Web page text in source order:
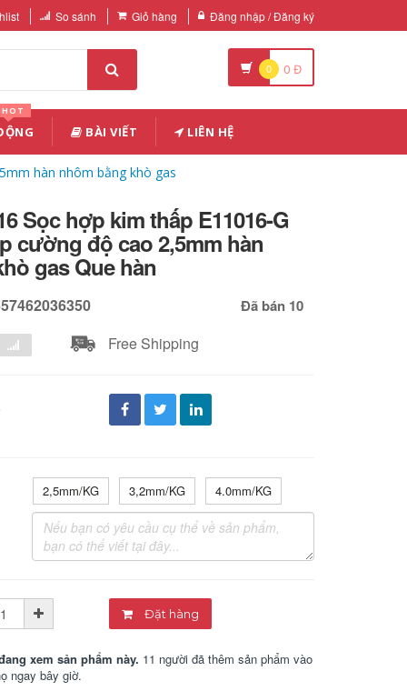
So sánh Giỏ hàng Đăng nhập / Đăng ký
0 0 Đ
HOT
BÀI VIẾT LIÊN HỆ
hàn nhôm bằng khò gas
Sọc hợp kim thấp E11016-G
cường độ cao 2,5mm hàn
gas Que hàn
Đã bán 10
Free Shipping
2,5mm/KG 3,2mm/KG 4.0mm/KG
Đặt hàng
xem sản phẩm này. 11 người đã thêm sản phẩm vào
ngay bây giờ.